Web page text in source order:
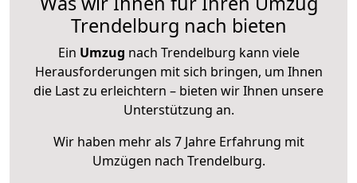
Trendelburg nach bieten
Ein Umzug nach Trendelburg kann viele
Herausforderungen mit sich bringen, um Ihnen
die Last zu erleichtern – bieten wir Ihnen unsere
Unterstützung an.
Wir haben mehr als 7 Jahre Erfahrung mit
Umzügen nach Trendelburg.